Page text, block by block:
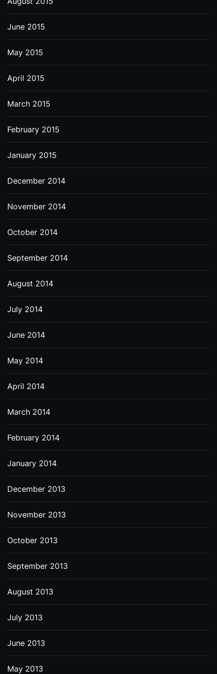
June 2015
May 2015
April 2015
March 2015
February 2015
January 2015
December 2014
November 2014
October 2014
September 2014
August 2014
July 2014
June 2014
May 2014
April 2014
March 2014
February 2014
January 2014
December 2013
November 2013
October 2013
September 2013
August 2013
July 2013
June 2013
May 2013